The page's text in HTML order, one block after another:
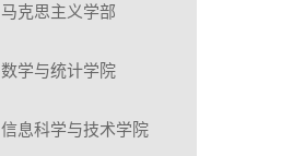
马克思主义学部
数学与统计学院
信息科学与技术学院